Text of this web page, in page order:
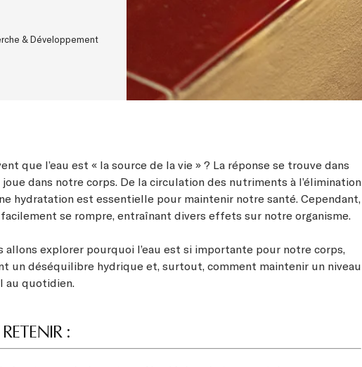
& Développement
que l’eau est « la source de la vie » ? La réponse se trouve dans
dans notre corps. De la circulation des nutriments à l’élimination
hydratation est essentielle pour maintenir notre santé. Cependant,
se rompre, entraînant divers effets sur notre organisme.
allons explorer pourquoi l’eau est si importante pour notre corps,
un déséquilibre hydrique et, surtout, comment maintenir un niveau
au quotidien.
: